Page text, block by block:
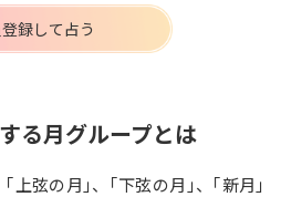
録して占う
る月グループとは
上弦の月｣、｢下弦の月｣、｢新月｣